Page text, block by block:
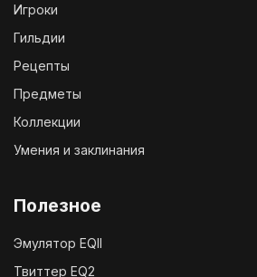
Игроки
Гильдии
Рецепты
Предметы
Коллекции
Умения и заклинания
Полезное
Эмулятор EQII
Твиттер EQ2